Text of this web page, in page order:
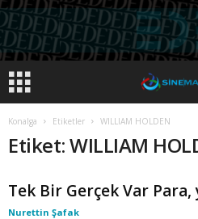
Konalga Etiketler WILLIAM HOLDEN
Etiket: WILLIAM
Tek Bir Gerçek Var
Nurettin Şafak